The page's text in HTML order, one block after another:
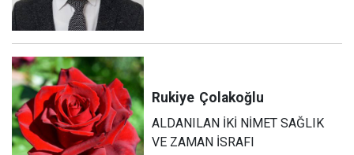
Rukiye Çolakoğlu
ALDANILAN İKİ NİMET SAĞLIK
VE ZAMAN İSRAFI